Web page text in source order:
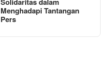
Solidaritas dalam
Menghadapi Tantangan
Pers